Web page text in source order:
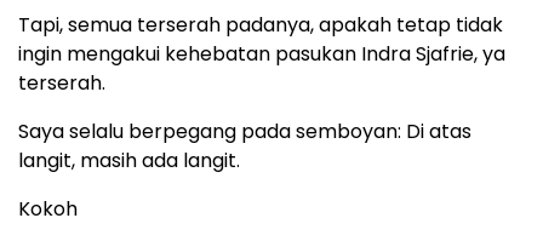
Tapi, semua terserah padanya, apakah tetap tidak
ingin mengakui kehebatan pasukan Indra Sjafrie, ya
terserah.
Saya selalu berpegang pada semboyan: Di atas
langit, masih ada langit.
Kokoh